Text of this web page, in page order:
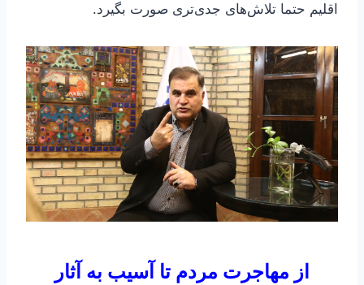
اقلیم حتما تلاش‌های جدی‌تری صورت بگیرد.
از مهاجرت مردم تا آسیب به آثار